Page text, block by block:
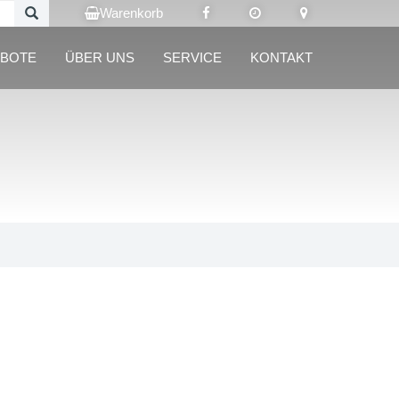
Warenkorb
ÜBER UNS SERVICE KONTAKT